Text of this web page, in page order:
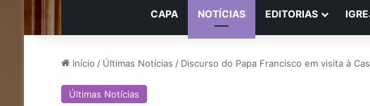
CAPA NOTÍCIAS EDITORIAS
Início / Últimas Notícias / Discurso do Papa Francisco em visita à
Últimas Notícias